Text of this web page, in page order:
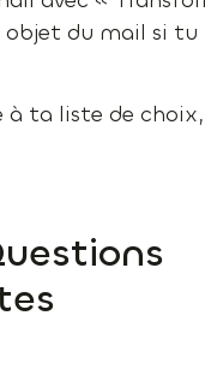
du mail si tu
à ta liste de choix,